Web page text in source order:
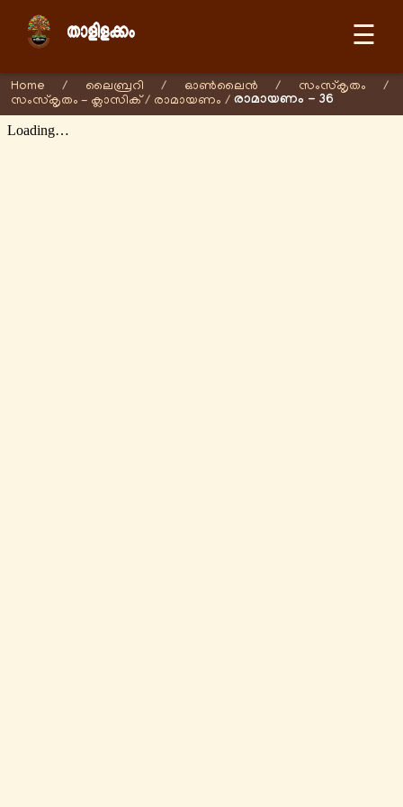
☰
Home / ലൈബ്രറി / ഓണ്‍ലൈന്‍ / സംസ്കൃതം
/
സംസ്കൃതം - ക്ലാസിക് / രാമായണം / രാമായണം - 36